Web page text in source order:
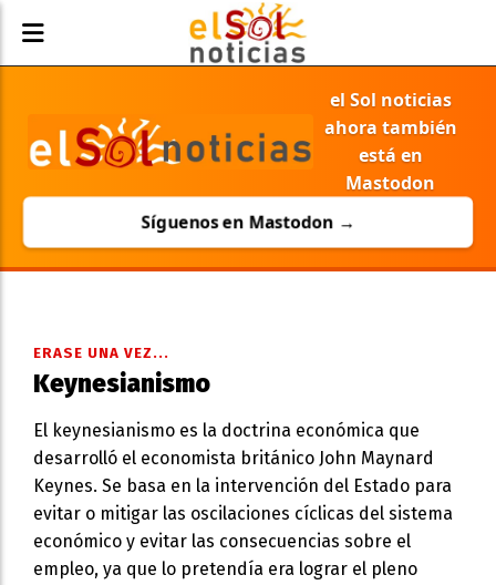
el Sol noticias
ahora también
está en
Mastodon
Síguenos en Mastodon →
Keynesianismo
El keynesianismo es la doctrina económica que
desarrolló el economista británico John Maynard
Keynes. Se basa en la intervención del Estado para
evitar o mitigar las oscilaciones cíclicas del sistema
económico y evitar las consecuencias sobre el
empleo, ya que lo pretendía era lograr el pleno
ERASE UNA VEZ...